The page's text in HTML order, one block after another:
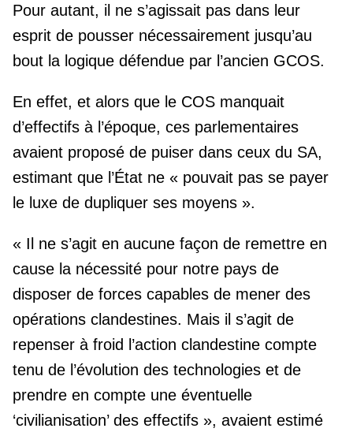
Pour autant, il ne s’agissait pas dans leur
esprit de pousser nécessairement jusqu’au
bout la logique défendue par l’ancien GCOS.
En effet, et alors que le COS manquait
d’effectifs à l’époque, ces parlementaires
avaient proposé de puiser dans ceux du SA,
estimant que l’État ne « pouvait pas se payer
le luxe de dupliquer ses moyens ».
« Il ne s’agit en aucune façon de remettre en
cause la nécessité pour notre pays de
disposer de forces capables de mener des
opérations clandestines. Mais il s’agit de
repenser à froid l’action clandestine compte
tenu de l’évolution des technologies et de
prendre en compte une éventuelle
‘civilianisation’ des effectifs », avaient estimé